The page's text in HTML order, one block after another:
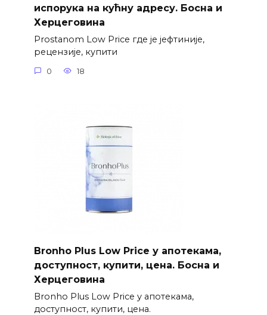
испорука на кућну адресу. Босна и
Херцеговина
Prostanom Low Price где је јефтиније,
рецензије, купити
0 18
Bronho Plus Low Price у апотекама,
доступност, купити, цена. Босна и
Херцеговина
Bronho Plus Low Price у апотекама,
доступност, купити, цена.